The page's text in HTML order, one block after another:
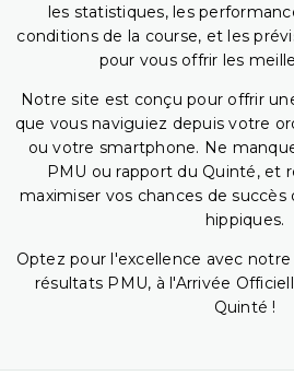
les statistiques, les
conditions de la course, et les
pour vous offrir les
Notre site est conçu pour offrir
que vous naviguiez depuis votre
ou votre smartphone. Ne
PMU ou rapport du Quinté, et
maximiser vos chances de succès
hippiques.
Optez pour l'excellence avec
résultats PMU, à l'Arrivée
Quinté !